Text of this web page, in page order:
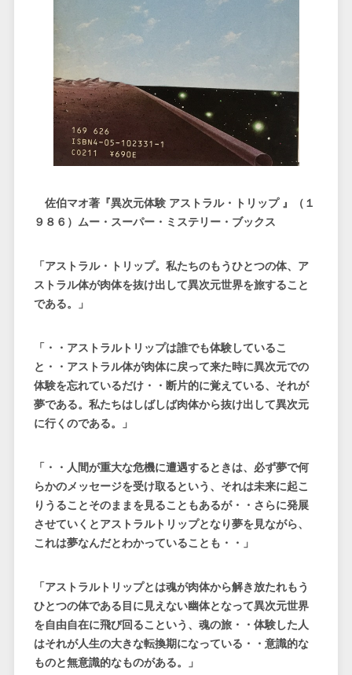
佐伯マオ著『異次元体験 アストラル・トリップ 』（１
９８６）ムー・スーパー・ミステリー・ブックス
「アストラル・トリップ。私たちのもうひとつの体、ア
ストラル体が肉体を抜け出して異次元世界を旅すること
である。」
「・・アストラルトリップは誰でも体験しているこ
と・・アストラル体が肉体に戻って来た時に異次元での
体験を忘れているだけ・・断片的に覚えている、それが
夢である。私たちはしばしば肉体から抜け出して異次元
に行くのである。」
「・・人間が重大な危機に遭遇するときは、必ず夢で何
らかのメッセージを受け取るという、それは未来に起こ
りうることそのままを見ることもあるが・・さらに発展
させていくとアストラルトリップとなり夢を見ながら、
これは夢なんだとわかっていることも・・」
「アストラルトリップとは魂が肉体から解き放たれもう
ひとつの体である目に見えない幽体となって異次元世界
を自由自在に飛び回るこという、魂の旅・・体験した人
はそれが人生の大きな転換期になっている・・意識的な
ものと無意識的なものがある。」